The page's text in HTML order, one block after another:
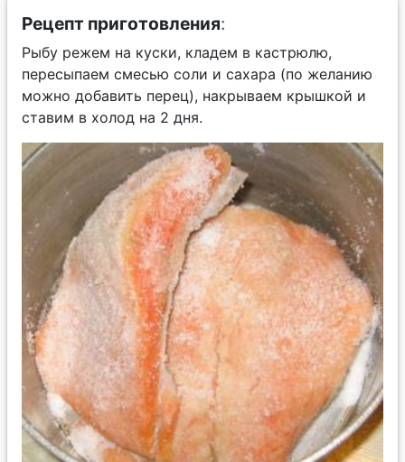
Рецепт приготовления:
Рыбу режем на куски, кладем в кастрюлю,
пересыпаем смесью соли и сахара (по желанию
можно добавить перец), накрываем крышкой и
ставим в холод на 2 дня.